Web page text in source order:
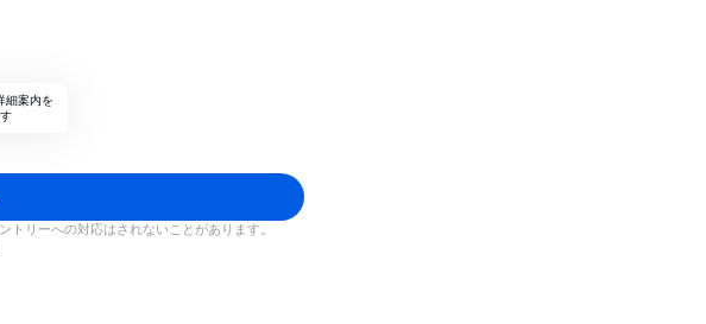
細案内を
トリーへの対応はされないことがあります。